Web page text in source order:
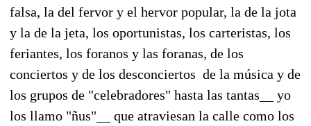
falsa, la del fervor y el hervor popular, la de la jota
y la de la jeta, los oportunistas, los carteristas, los
feriantes, los foranos y las foranas, de los
conciertos y de los desconciertos de la música y de
los grupos de "celebradores" hasta las tantas__ yo
los llamo "ñus"__ que atraviesan la calle como los